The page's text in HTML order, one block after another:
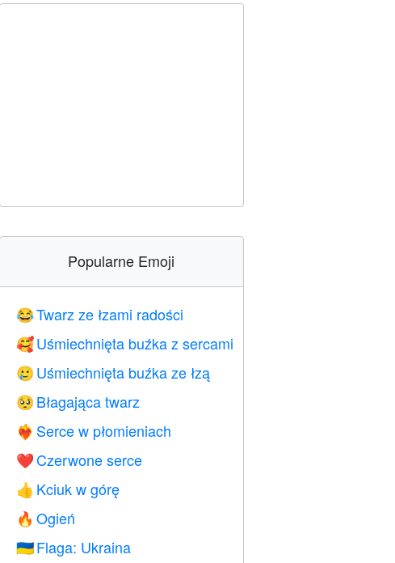
Popularne Emoji
😂Twarz ze łzami radości
🥰 Uśmiechnięta buźka z sercami
🥲 Uśmiechnięta buźka ze łzą
🥺 Błagająca twarz
❤️‍🔥 Serce w płomieniach
❤️ Czerwone serce
👍 Kciuk w górę
🔥 Ogień
🇺🇦 Flaga: Ukraina